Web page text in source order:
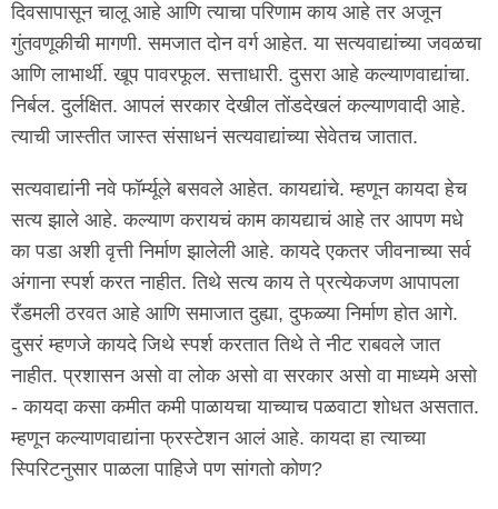
दिवसापासून चालू आहे आणि त्याचा परिणाम काय आहे तर अजून
गुंतवणूकीची मागणी. समजात दोन वर्ग आहेत. या सत्यवाद्यांच्या जवळचा
आणि लाभार्थी. खूप पावरफूल. सत्ताधारी. दुसरा आहे कल्याणवाद्यांचा.
निर्बल. दुर्लक्षित. आपलं सरकार देखील तोंडदेखलं कल्याणवादी आहे.
त्याची जास्तीत जास्त संसाधनं सत्यवाद्यांच्या सेवेतच जातात.
सत्यवाद्यांनी नवे फॉर्म्यूले बसवले आहेत. कायद्यांचे. म्हणून कायदा हेच
सत्य झाले आहे. कल्याण करायचं काम कायद्याचं आहे तर आपण मधे
का पडा अशी वृत्ती निर्माण झालेली आहे. कायदे एकतर जीवनाच्या सर्व
अंगाना स्पर्श करत नाहीत. तिथे सत्य काय ते प्रत्येकजण आपापला
रँडमली ठरवत आहे आणि समाजात दुह्या, दुफळ्या निर्माण होत आगे.
दुसरं म्हणजे कायदे जिथे स्पर्श करतात तिथे ते नीट राबवले जात
नाहीत. प्रशासन असो वा लोक असो वा सरकार असो वा माध्यमे असो
- कायदा कसा कमीत कमी पाळायचा याच्याच पळवाटा शोधत असतात.
म्हणून कल्याणवाद्यांना फ्रस्टेशन आलं आहे. कायदा हा त्याच्या
स्पिरिटनुसार पाळला पाहिजे पण सांगतो कोण?